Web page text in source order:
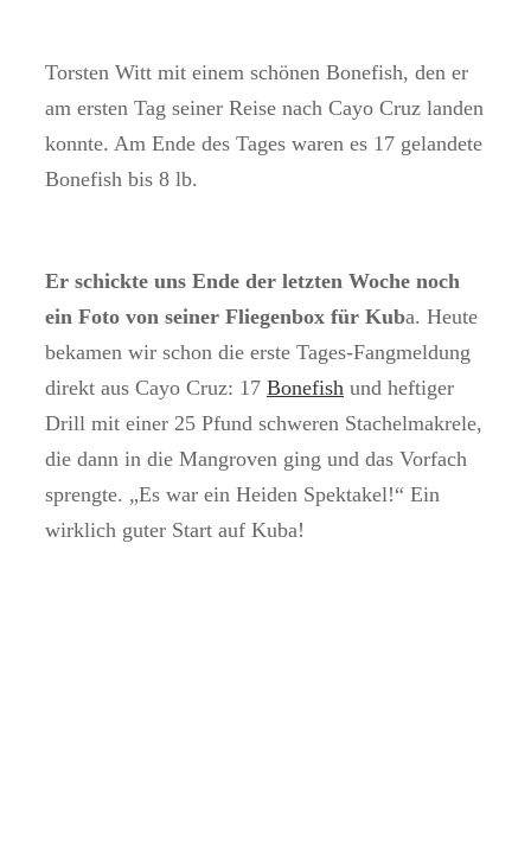
Torsten Witt mit einem schönen Bonefish, den er
am ersten Tag seiner Reise nach Cayo Cruz landen
konnte. Am Ende des Tages waren es 17 gelandete
Bonefish bis 8 lb.
Er schickte uns Ende der letzten Woche noch
ein Foto von seiner Fliegenbox für Kuba. Heute
bekamen wir schon die erste Tages-Fangmeldung
direkt aus Cayo Cruz: 17 Bonefish und heftiger
Drill mit einer 25 Pfund schweren Stachelmakrele,
die dann in die Mangroven ging und das Vorfach
sprengte. „Es war ein Heiden Spektakel!“ Ein
wirklich guter Start auf Kuba!